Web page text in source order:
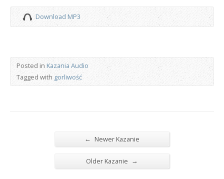
Download MP3
Posted in Kazania Audio
Tagged withgorliwość
← Newer Kazanie
Older Kazanie →